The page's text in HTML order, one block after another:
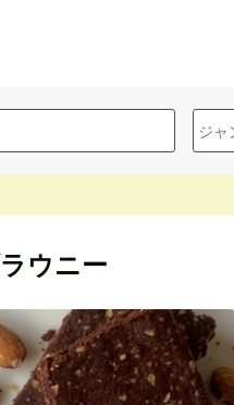
ウニー